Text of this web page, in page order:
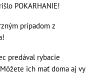
POKARHANIE!
prípadom z
predával rybacie
ich mať doma aj vy